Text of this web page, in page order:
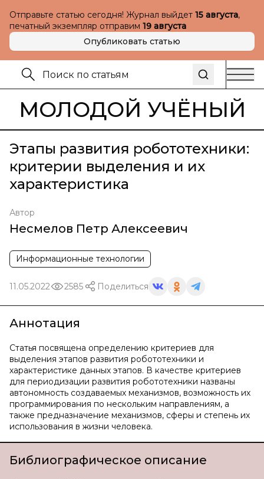
Отправьте статью сегодня! Журнал выйдет 15 августа,
печатный экземпляр отправим 19 августа
Опубликовать статью
МОЛОДОЙ УЧЁНЫЙ
Этапы развития робототехники:
критерии выделения и их
характеристика
Автор
Несмелов Петр Алексеевич
Информационные технологии
11.05.2022 2585 Поделиться
Аннотация
Статья посвящена определению критериев для
выделения этапов развития робототехники и
характеристике данных этапов. В качестве критериев
для периодизации развития робототехники названы
автономность создаваемых механизмов, возможность их
программирования по нескольким направлениям, а
также предназначение механизмов, сферы и степень их
использования в жизни человека.
Библиографическое описание